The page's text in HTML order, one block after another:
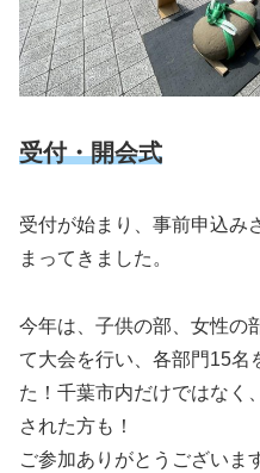
受付・開会式
受付が始まり、事前申込み
まってきました。
今年は、子供の部、女性の
て大会を行い、各部門15名
た！千葉市内だけではなく
された方も！
ご参加ありがとうございま